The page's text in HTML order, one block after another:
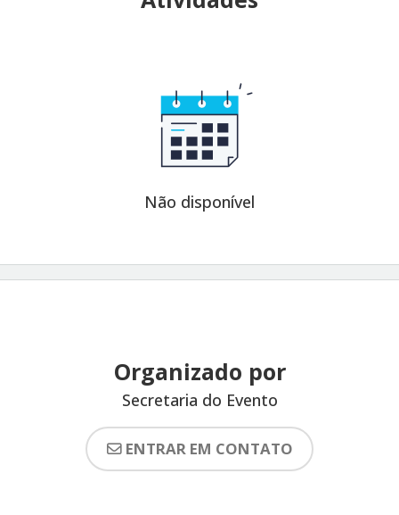
Não disponível
Organizado por
Secretaria do Evento
ENTRAR EM CONTATO